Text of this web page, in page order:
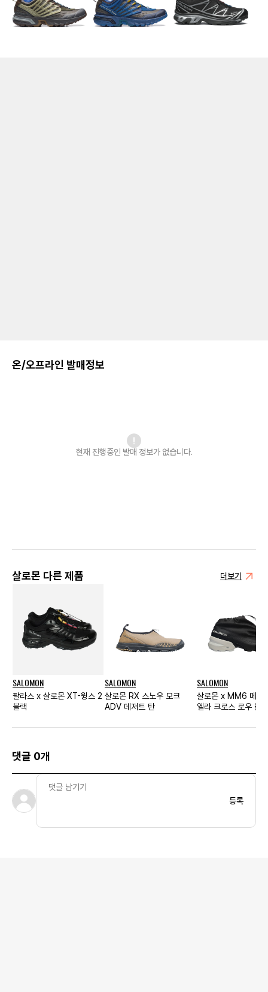
온/오프라인 발매정보
현재 진행중인 발매 정보가 없습니다.
살로몬 다른 제품 더보기
SALOMON
팔라스 x 살로몬 XT-윙스 2
블랙
SALOMON
살로몬 RX 스노우 모크
ADV 데저트 탄
SALOMON
살로몬 x MM6 메종
엘라 크로스 로우 블랙
댓글 0개
등록